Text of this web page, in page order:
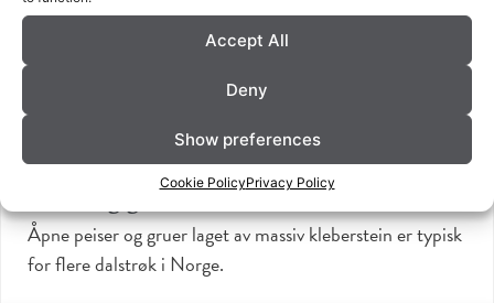
Accept All
Deny
Show preferences
Cookie PolicyPrivacy Policy
Peiser og gruer fra Norsk Kleber
Åpne peiser og gruer laget av massiv kleberstein er typisk
for flere dalstrøk i Norge.